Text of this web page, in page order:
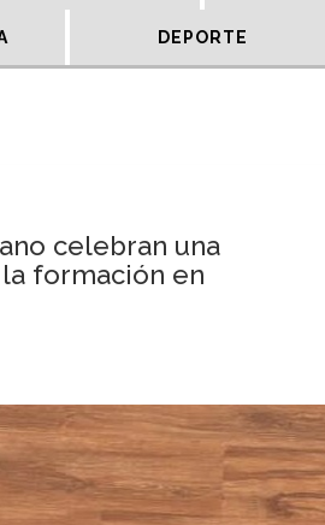
DEPORTE
celebran una
formación en